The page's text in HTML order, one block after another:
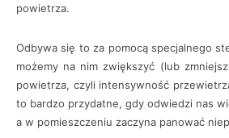
powietrza.
Odbywa się to za pomocą specjalnego
możemy na nim zwiększyć (lub
powietrza, czyli intensywność
to bardzo przydatne, gdy odwiedzi nas
a w pomieszczeniu zaczyna panować